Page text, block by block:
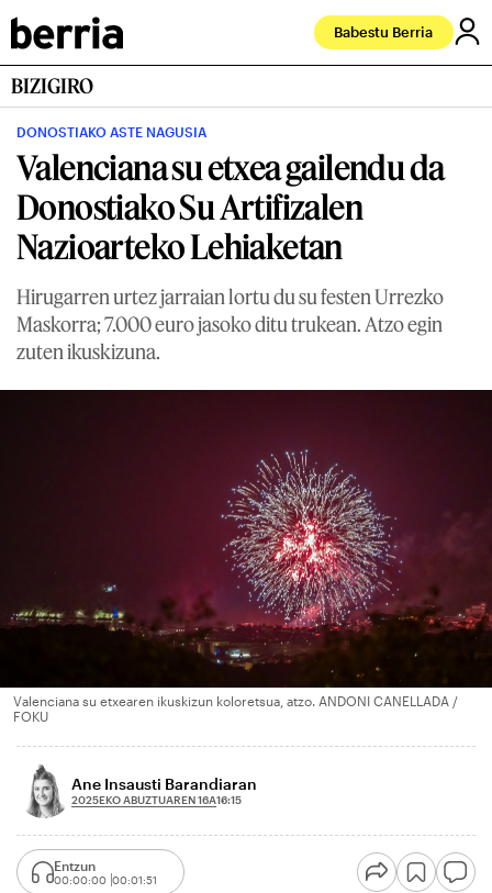
Babestu Berria
BIZIGIRO
DONOSTIAKO ASTE NAGUSIA
Valenciana su etxea gailendu da
Donostiako Su Artifizalen
Nazioarteko Lehiaketan
Hirugarren urtez jarraian lortu du su festen Urrezko
Maskorra; 7.000 euro jasoko ditu trukean. Atzo egin
zuten ikuskizuna.
Valenciana su etxearen ikuskizun koloretsua, atzo. ANDONI CANELLADA /
FOKU
Ane Insausti Barandiaran
2025EKO ABUZTUAREN 16A16:15
Entzun
00:00:00 00:01:51